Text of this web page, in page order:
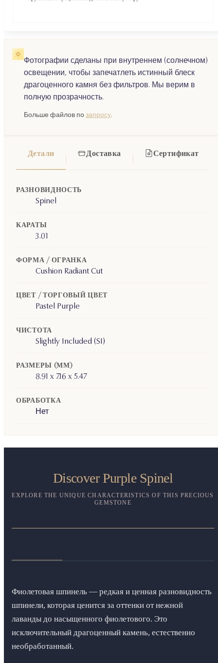
Фотографии сделаны при внутреннем (солнечном)
освещении, чтобы запечатлеть истинный блеск
драгоценного камня без фильтров. Мы верим в
полную прозрачность.
Больше файлов по запросу.
Детали Доставка Сертификат
РАЗНОВИДНОСТЬ
Spinel
КАРАТЫ
3.01
ФОРМА / ОГРАНКА
Cushion Radiant Cut
ЦВЕТ / ТОРГОВЫЙ ЦВЕТ
Pastel Purple
ЧИСТОТА
Slightly Included (SI)
РАЗМЕРЫ (ММ)
8.91 x 7.16 x 5.47
ОБРАБОТКА
Нет
Discover Purple Spinel
EXPLORE THE UNIQUE CHARACTERISTICS OF THIS PRECIOUS
GEMSTONE
Фиолетовая шпинель — редкая и ценная разновидность
шпинели, которая ценится за оттенки от нежной
лаванды до насыщенного фиолетового. Это
исключительный драгоценный камень, естественно
необработанный.